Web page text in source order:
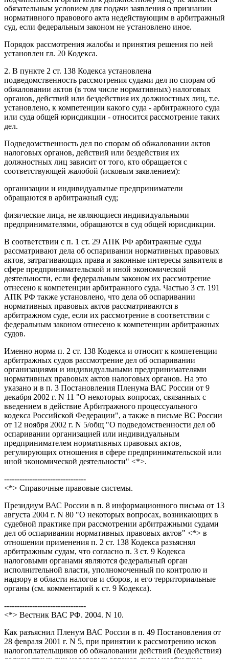
обязательным условием для подачи заявления о признании
нормативного правового акта недействующим в арбитражный
суд, если федеральным законом не установлено иное.
Порядок рассмотрения жалобы и принятия решения по ней
установлен гл. 20 Кодекса.
2. В пункте 2 ст. 138 Кодекса установлена
подведомственность рассмотрения судами дел по спорам об
обжаловании актов (в том числе нормативных) налоговых
органов, действий или бездействия их должностных лиц, т.е.
установлено, к компетенции какого суда - арбитражного суда
или суда общей юрисдикции - относится рассмотрение таких
дел.
Подведомственность дел по спорам об обжаловании актов
налоговых органов, действий или бездействия их
должностных лиц зависит от того, кто обращается с
соответствующей жалобой (исковым заявлением):
организации и индивидуальные предприниматели
обращаются в арбитражный суд;
физические лица, не являющиеся индивидуальными
предпринимателями, обращаются в суд общей юрисдикции.
В соответствии с п. 1 ст. 29 АПК РФ арбитражные суды
рассматривают дела об оспаривании нормативных правовых
актов, затрагивающих права и законные интересы заявителя в
сфере предпринимательской и иной экономической
деятельности, если федеральным законом их рассмотрение
отнесено к компетенции арбитражного суда. Частью 3 ст. 191
АПК РФ также установлено, что дела об оспаривании
нормативных правовых актов рассматриваются в
арбитражном суде, если их рассмотрение в соответствии с
федеральным законом отнесено к компетенции арбитражных
судов.
Именно норма п. 2 ст. 138 Кодекса и относит к компетенции
арбитражных судов рассмотрение дел об оспаривании
организациями и индивидуальными предпринимателями
нормативных правовых актов налоговых органов. На это
указано и в п. 3 Постановления Пленума ВАС России от 9
декабря 2002 г. N 11 "О некоторых вопросах, связанных с
введением в действие Арбитражного процессуального
кодекса Российской Федерации", а также в письме ВС России
от 12 ноября 2002 г. N 5/общ "О подведомственности дел об
оспаривании организацией или индивидуальным
предпринимателем нормативных правовых актов,
регулирующих отношения в сфере предпринимательской или
иной экономической деятельности" <*>.
--------------------------------
<*> Справочные правовые системы.
Президиум ВАС России в п. 8 информационного письма от 13
августа 2004 г. N 80 "О некоторых вопросах, возникающих в
судебной практике при рассмотрении арбитражными судами
дел об оспаривании нормативных правовых актов" <*> в
отношении применения п. 2 ст. 138 Кодекса разъяснял
арбитражным судам, что согласно п. 3 ст. 9 Кодекса
налоговыми органами являются федеральный орган
исполнительной власти, уполномоченный по контролю и
надзору в области налогов и сборов, и его территориальные
органы (см. комментарий к ст. 9 Кодекса).
--------------------------------
<*> Вестник ВАС РФ. 2004. N 10.
Как разъяснил Пленум ВАС России в п. 49 Постановления от
28 февраля 2001 г. N 5, при принятии к рассмотрению исков
налогоплательщиков об обжаловании действий (бездействия)